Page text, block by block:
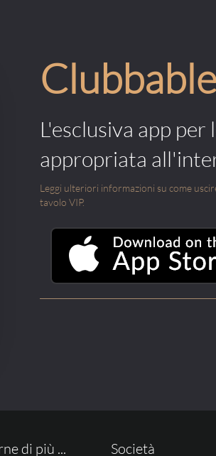
L'esclusiva app
appropriata
Leggi ulteriori informazioni su come
tavolo VIP.
di più ... Società